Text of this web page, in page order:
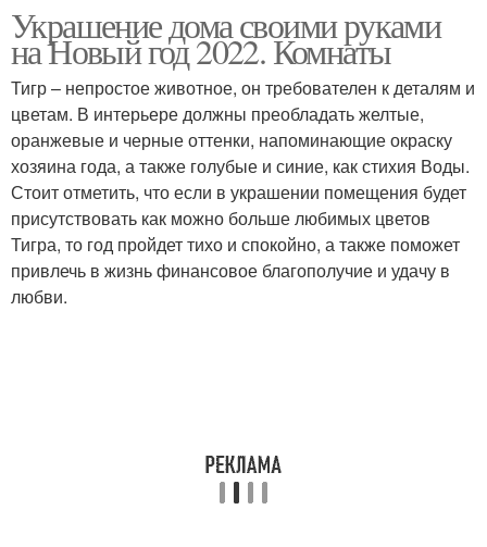
Двери к новому году Год без елки
Руки из бумаги Дом к новому году
Украшение на новый
год
К новый год
Украшение дома своими руками
на Новый год 2022. Комнаты
Тигр – непростое животное, он требователен к деталям и
цветам. В интерьере должны преобладать желтые,
оранжевые и черные оттенки, напоминающие окраску
хозяина года, а также голубые и синие, как стихия Воды.
Стоит отметить, что если в украшении помещения будет
присутствовать как можно больше любимых цветов
Тигра, то год пройдет тихо и спокойно, а также поможет
привлечь в жизнь финансовое благополучие и удачу в
любви.